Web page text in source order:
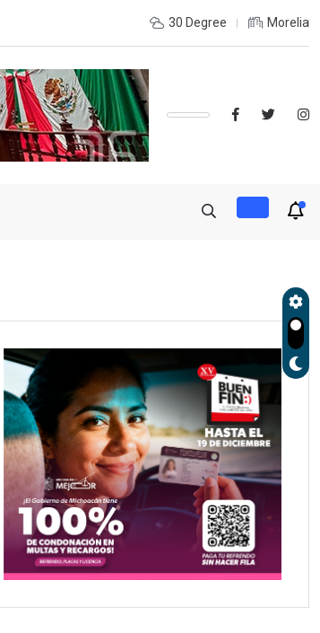
con autoridades de EE.UU. para reforzar seguridad
30 Degree Morelia